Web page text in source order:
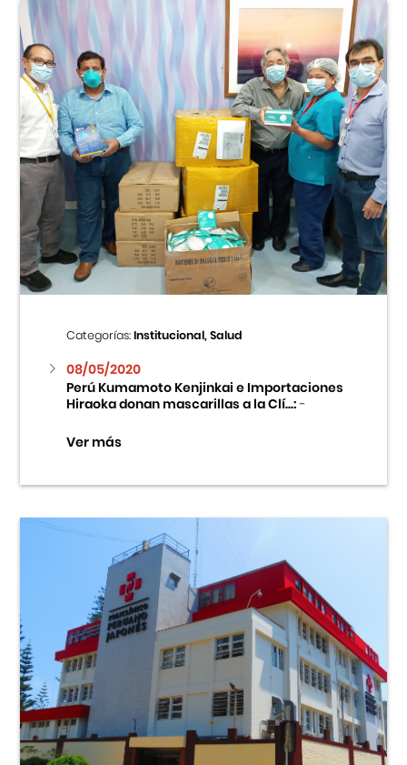
Categorías:Institucional, Salud
08/05/2020
Perú Kumamoto Kenjinkai e Importaciones
Hiraoka donan mascarillas a la Clí...:-
Ver más